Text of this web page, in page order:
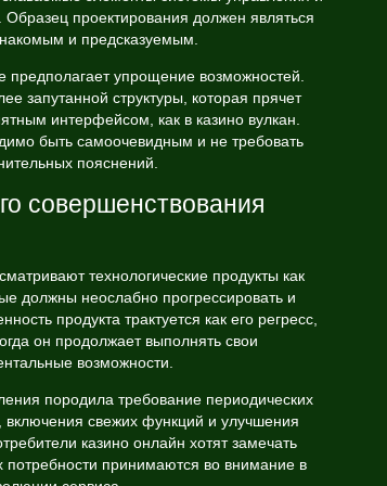
проектирования должен являться
и предсказуемым.
предполагает упрощение возможностей.
запутанной структуры, которая прячет
интерфейсом, как в казино вулкан.
быть самоочевидным и не требовать
пояснений.
совершенствования
технологические продукты как
должны неослабно прогрессировать и
продукта трактуется как его регресс,
он продолжает выполнять свои
возможности.
породила требование периодических
свежих функций и улучшения
казино онлайн хотят замечать
потребности принимаются во внимание в